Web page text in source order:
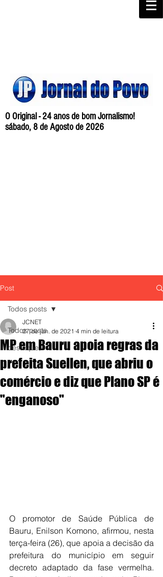
O Original - 24 anos de bom Jornalismo!
sábado, 8 de Agosto de 2026
Post
Todos posts
destaque,
Todos posts
MP em Bauru apoia regras da
prefeita Suellen, que abriu o
comércio e diz que Plano SP é
"enganoso"
JCNET
27 de jan. de 2021 4 min de leitura
O promotor de Saúde Pública de
Bauru, Enilson Komono, afirmou, nesta
terça-feira (26), que apoia a decisão da
prefeitura do município em seguir
decreto adaptado da fase vermelha.